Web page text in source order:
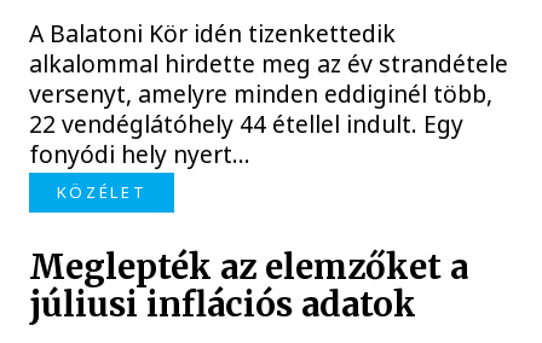
A Balatoni Kör idén tizenkettedik
alkalommal hirdette meg az év strandétele
versenyt, amelyre minden eddiginél több,
22 vendéglátóhely 44 étellel indult. Egy
fonyódi hely nyert...
KÖZÉLET
Meglepték az elemzőket a
júliusi inflációs adatok